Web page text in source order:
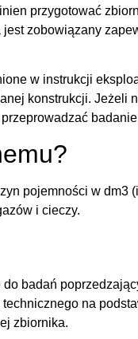
przygotować
zobowiązany
w instrukcji
konstrukcji. Jeżeli
pojemności w dm3
i cieczy.
badań
na
zbiornika.